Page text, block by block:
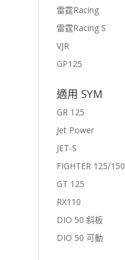
雷霆Racing
雷霆Racing S
VJR
GP125
適用 SYM
GR 125
Jet Power
JET-S
FIGHTER 125/150
GT 125
RX110
DIO 50 斜板
DIO 50 可動